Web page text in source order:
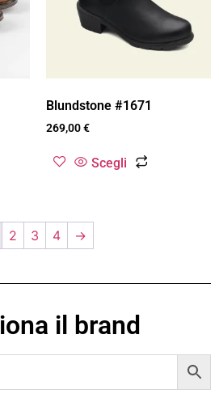
Blundstone #1671
269,00€
Scegli
2 3 4 →
il brand